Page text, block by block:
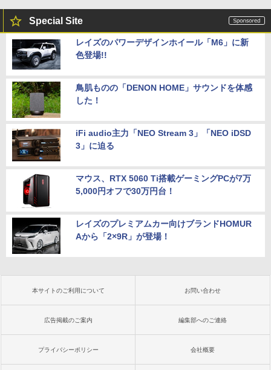
Special Site
レイズのパワーデザインホイール「M6」に新
色登場!!
鳥肌ものの「DENON HOME」サウンドを体感
した！
iFi audio主力「NEO Stream 3」「NEO iDSD
3」に迫る
マウス、RTX 5060 Ti搭載ゲーミングPCが7万
5,000円オフで30万円台！
レイズのプレミアムカー向けブランドHOMUR
Aから「2×9R」が登場！
本サイトのご利用について お問い合わせ
広告掲載のご案内 編集部へのご連絡
プライバシーポリシー 会社概要